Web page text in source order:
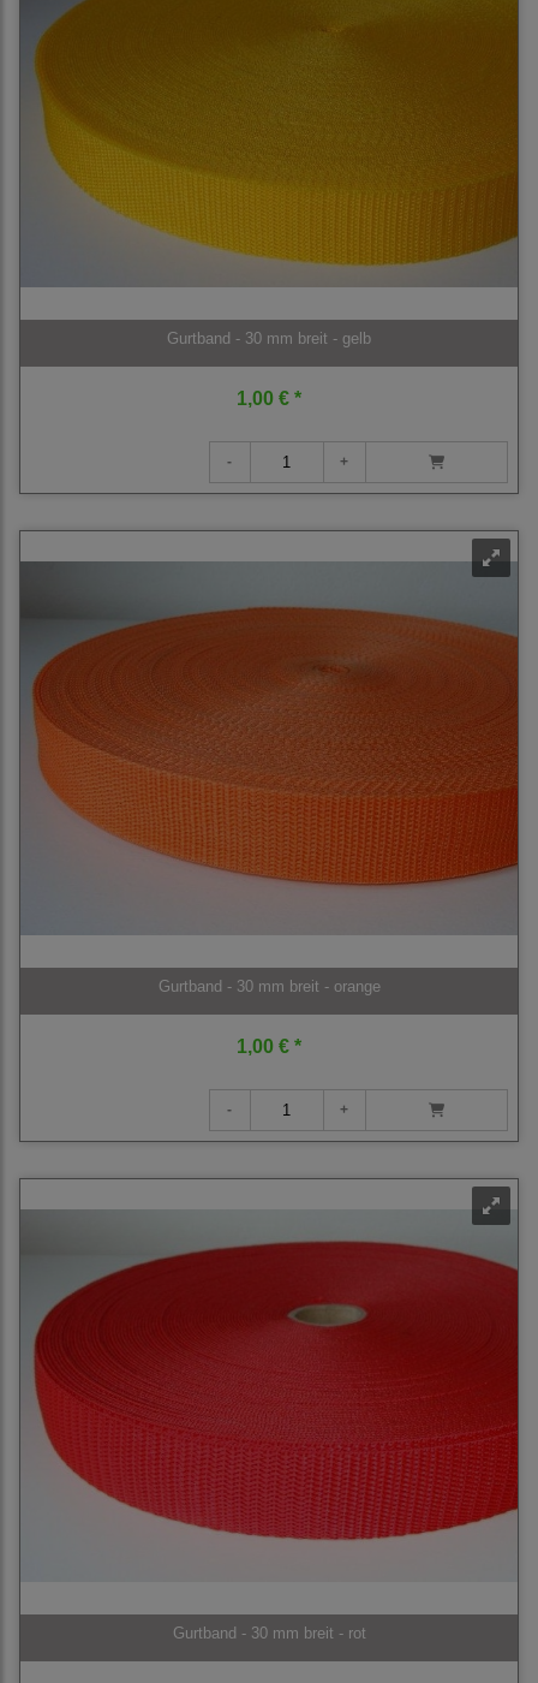
Gurtband - 30 mm breit - gelb
1,00 € *
Gurtband - 30 mm breit - orange
1,00 € *
Gurtband - 30 mm breit - rot